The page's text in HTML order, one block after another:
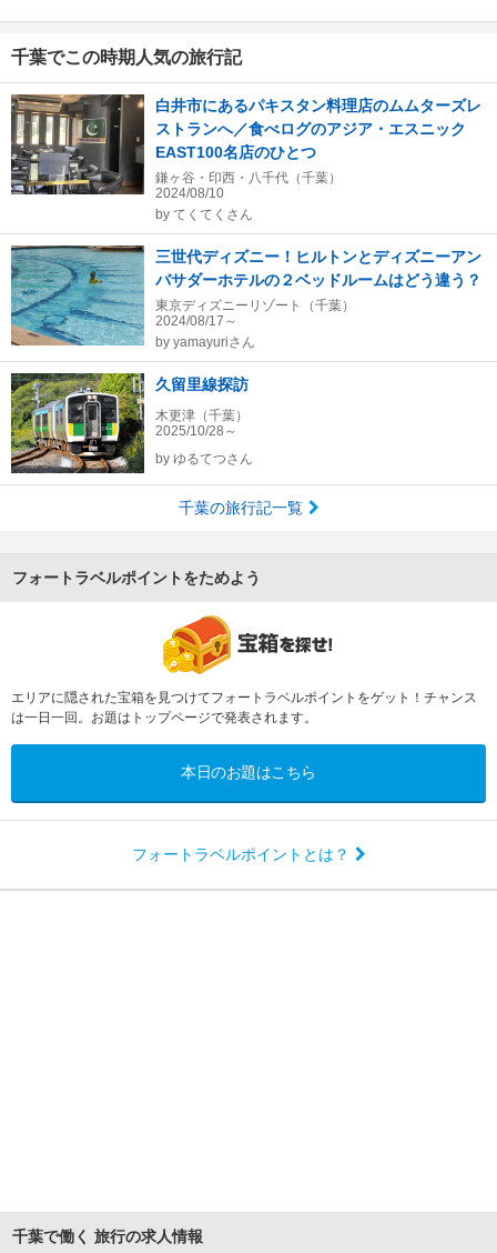
千葉でこの時期人気の旅行記
白井市にあるパキスタン料理店のムムターズレ
ストランへ／食べログのアジア・エスニック
EAST100名店のひとつ
鎌ヶ谷・印西・八千代（千葉）
2024/08/10
by てくてくさん
三世代ディズニー！ヒルトンとディズニーアン
バサダーホテルの２ベッドルームはどう違う？
東京ディズニーリゾート（千葉）
2024/08/17～
by yamayuriさん
久留里線探訪
木更津（千葉）
2025/10/28～
by ゆるてつさん
千葉の旅行記一覧
フォートラベルポイントをためよう
エリアに隠された宝箱を見つけてフォートラベルポイントをゲット！チャンス
は一日一回。お題はトップページで発表されます。
本日のお題はこちら
フォートラベルポイントとは？
千葉で働く 旅行の求人情報